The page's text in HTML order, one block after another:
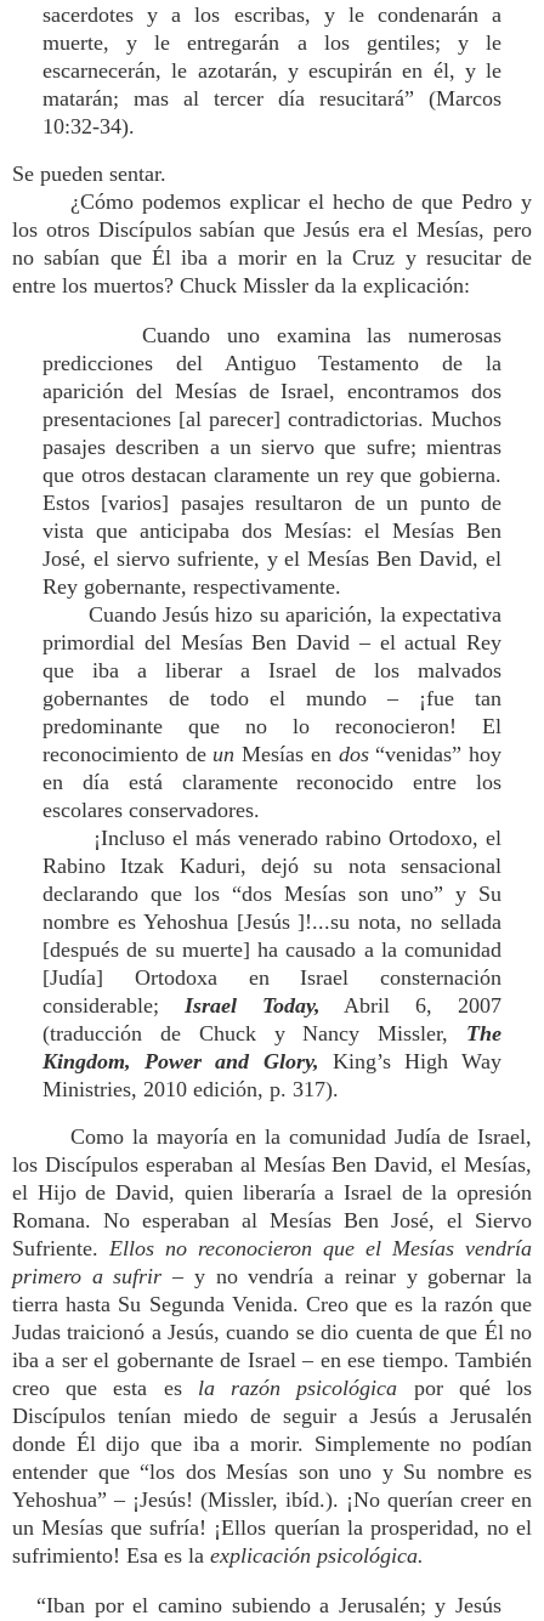
sacerdotes y a los escribas, y le condenarán a
muerte, y le entregarán a los gentiles; y le
escarnecerán, le azotarán, y escupirán en él, y le
matarán; mas al tercer día resucitará” (Marcos
10:32-34).
Se pueden sentar.
¿Cómo podemos explicar el hecho de que Pedro y
los otros Discípulos sabían que Jesús era el Mesías, pero
no sabían que Él iba a morir en la Cruz y resucitar de
entre los muertos? Chuck Missler da la explicación:
Cuando uno examina las numerosas
predicciones del Antiguo Testamento de la
aparición del Mesías de Israel, encontramos dos
presentaciones [al parecer] contradictorias. Muchos
pasajes describen a un siervo que sufre; mientras
que otros destacan claramente un rey que gobierna.
Estos [varios] pasajes resultaron de un punto de
vista que anticipaba dos Mesías: el Mesías Ben
José, el siervo sufriente, y el Mesías Ben David, el
Rey gobernante, respectivamente.
Cuando Jesús hizo su aparición, la expectativa
primordial del Mesías Ben David – el actual Rey
que iba a liberar a Israel de los malvados
gobernantes de todo el mundo – ¡fue tan
predominante que no lo reconocieron! El
reconocimiento de un Mesías en dos“venidas” hoy
en día está claramente reconocido entre los
escolares conservadores.
¡Incluso el más venerado rabino Ortodoxo, el
Rabino Itzak Kaduri, dejó su nota sensacional
declarando que los “dos Mesías son uno” y Su
nombre es Yehoshua [Jesús ]!...su nota, no sellada
[después de su muerte] ha causado a la comunidad
[Judía] Ortodoxa en Israel consternación
considerable; Israel Today, Abril 6, 2007
(traducción de Chuck y Nancy Missler, The
Kingdom, Power and Glory, King’s High Way
Ministries, 2010 edición, p. 317).
Como la mayoría en la comunidad Judía de Israel,
los Discípulos esperaban al Mesías Ben David, el Mesías,
el Hijo de David, quien liberaría a Israel de la opresión
Romana. No esperaban al Mesías Ben José, el Siervo
Sufriente. Ellos no reconocieron que el Mesías vendría
primero a sufrir – y no vendría a reinar y gobernar la
tierra hasta Su Segunda Venida. Creo que es la razón que
Judas traicionó a Jesús, cuando se dio cuenta de que Él no
iba a ser el gobernante de Israel – en ese tiempo. También
creo que esta es la razón psicológica por qué los
Discípulos tenían miedo de seguir a Jesús a Jerusalén
donde Él dijo que iba a morir. Simplemente no podían
entender que “los dos Mesías son uno y Su nombre es
Yehoshua” – ¡Jesús! (Missler, ibíd.). ¡No querían creer en
un Mesías que sufría! ¡Ellos querían la prosperidad, no el
sufrimiento! Esa es la explicación psicológica.
“Iban por el camino subiendo a Jerusalén; y Jesús